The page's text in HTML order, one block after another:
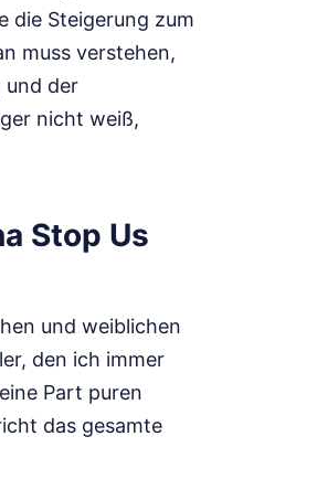
die Steigerung zum
muss verstehen,
und der
nicht weiß,
Stop Us
und weiblichen
den ich immer
Part puren
das gesamte